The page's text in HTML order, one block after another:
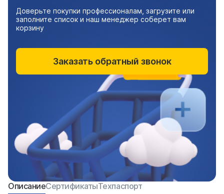
ОписаниеСертификатыТехпаспорт
Доверьте покупки профессионалам, загрузите или
заполните список и наш менеджер соберет вам
корзину
Заказать обратный звонок